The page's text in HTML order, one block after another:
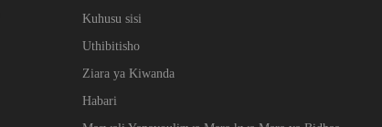
Kuhusu sisi
Uthibitisho
Ziara ya Kiwanda
Habari